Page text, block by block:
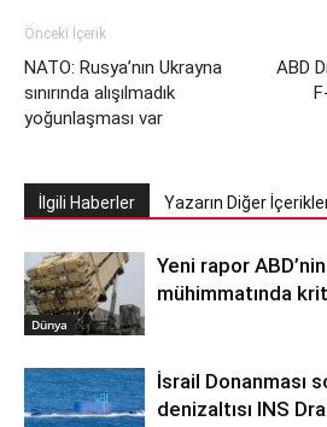
Önceki İçerik
NATO: Rusya’nın Ukrayna
sınırında alışılmadık
yoğunlaşması var
ABD
İlgili Haberler Yazarın Diğer
Dünya
Yeni rapor
mühimmatında
İsrail Donanması
denizaltısı INS